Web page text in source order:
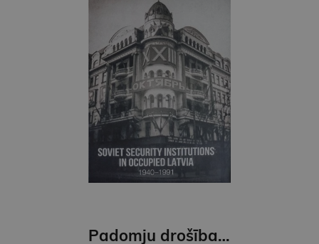
Padomju drošības iestādes okupētajā Latvijā 1940-1991 ( angļu valodā)